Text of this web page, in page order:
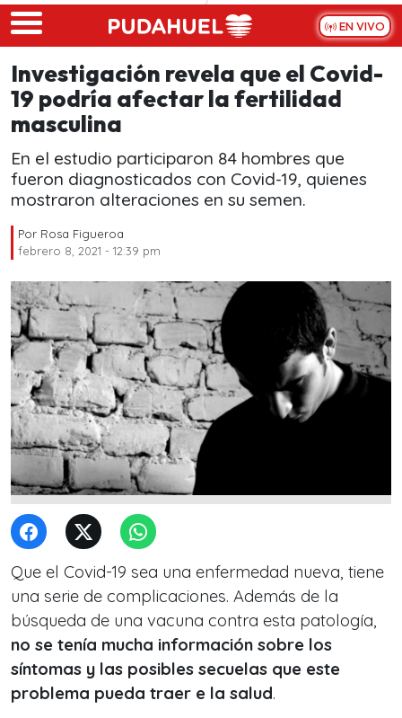
Skip to main content
EN VIVO
Investigación revela que el Covid-
19 podría afectar la fertilidad
masculina
En el estudio participaron 84 hombres que
fueron diagnosticados con Covid-19, quienes
mostraron alteraciones en su semen.
Por Rosa Figueroa
febrero 8, 2021 - 12:39 pm
Que el Covid-19 sea una enfermedad nueva, tiene
una serie de complicaciones. Además de la
búsqueda de una vacuna contra esta patología,
no se tenía mucha información sobre los
síntomas y las posibles secuelas que este
problema pueda traer e la salud.